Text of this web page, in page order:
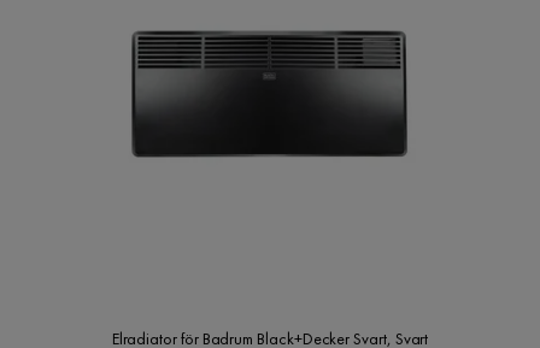
Elradiator för Badrum Black+Decker Svart, Svart